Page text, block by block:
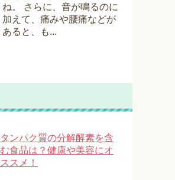
ね。 さらに、音が鳴るのに
加えて、痛みや腰痛などが
あると、も...
タンパク質の分解酵素を含
む食品は？健康や美容にオ
ススメ！